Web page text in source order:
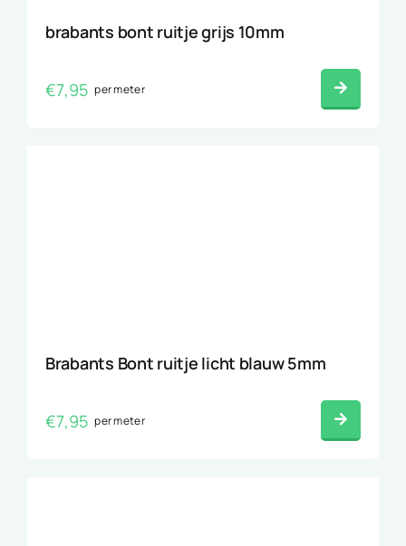
brabants bont ruitje grijs 10mm
€7,95 per meter
Brabants Bont ruitje licht blauw 5mm
€7,95 per meter